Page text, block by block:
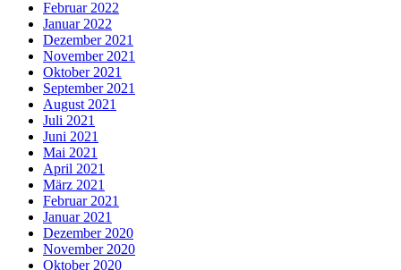
Februar 2022
Januar 2022
Dezember 2021
November 2021
Oktober 2021
September 2021
August 2021
Juli 2021
Juni 2021
Mai 2021
April 2021
März 2021
Februar 2021
Januar 2021
Dezember 2020
November 2020
Oktober 2020